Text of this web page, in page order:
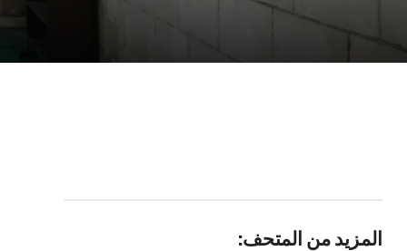
المزيد من المتحف: